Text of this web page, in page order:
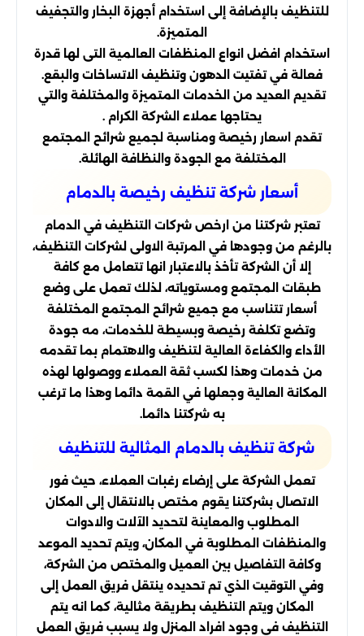
للتنظيف بالإضافة إلى استخدام أجهزة البخار والتجفيف
المتميزة.
استخدام افضل انواع المنظفات العالمية التى لها قدرة
فعالة في تفتيت الدهون وتنظيف الاتساخات والبقع.
تقديم العديد من الخدمات المتميزة والمختلفة والتي
يحتاجها عملاء الشركة الكرام .
تقدم اسعار رخيصة ومناسبة لجميع شرائح المجتمع
المختلفة مع الجودة والنظافة الهائلة.
أسعار شركة تنظيف رخيصة بالدمام
تعتبر شركتنا من ارخص شركات التنظيف في الدمام
بالرغم من وجودها في المرتبة الاولى لشركات التنظيف،
إلا أن الشركة تأخذ بالاعتبار انها تتعامل مع كافة
طبقات المجتمع ومستوياته، لذلك تعمل على وضع
أسعار تتناسب مع جميع شرائح المجتمع المختلفة
وتضع تكلفة رخيصة وبسيطة للخدمات، مه جودة
الأداء والكفاءة العالية لتنظيف والاهتمام بما تقدمه
من خدمات وهذا لكسب ثقة العملاء ووصولها لهذه
المكانة العالية وجعلها في القمة دائما وهذا ما ترغب
به شركتنا دائما.
شركة تنظيف بالدمام المثالية للتنظيف
تعمل الشركة على إرضاء رغبات العملاء، حيث فور
الاتصال بشركتنا يقوم مختص بالانتقال إلى المكان
المطلوب والمعاينة لتحديد الآلات والادوات
والمنظفات المطلوبة في المكان، ويتم تحديد الموعد
وكافة التفاصيل بين العميل والمختص من الشركة،
وفي التوقيت الذي تم تحديده ينتقل فريق العمل إلى
المكان ويتم التنظيف بطريقة مثالية، كما انه يتم
التنظيف فى وجود افراد المنزل ولا يسبب فريق العمل